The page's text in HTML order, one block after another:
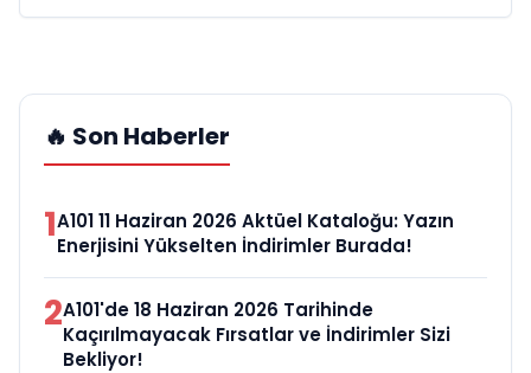
🔥 Son Haberler
1A101 11 Haziran 2026 Aktüel Kataloğu: Yazın
Enerjisini Yükselten İndirimler Burada!
2A101'de 18 Haziran 2026 Tarihinde
Kaçırılmayacak Fırsatlar ve İndirimler Sizi
Bekliyor!